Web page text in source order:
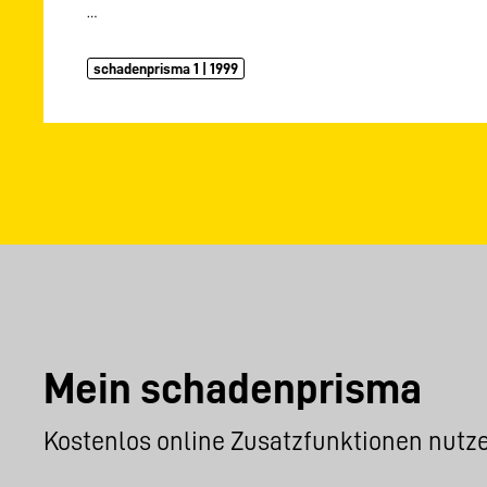
…
schadenprisma 1 | 1999
Mein schadenprisma
Kostenlos online Zusatzfunktionen